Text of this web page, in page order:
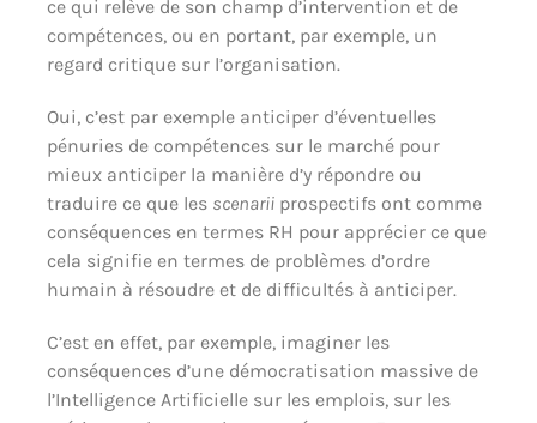
ce qui relève de son champ d’intervention et de
compétences, ou en portant, par exemple, un
regard critique sur l’organisation.
Oui, c’est par exemple anticiper d’éventuelles
pénuries de compétences sur le marché pour
mieux anticiper la manière d’y répondre ou
traduire ce que les scenariiprospectifs ont comme
conséquences en termes RH pour apprécier ce que
cela signifie en termes de problèmes d’ordre
humain à résoudre et de difficultés à anticiper.
C’est en effet, par exemple, imaginer les
conséquences d’une démocratisation massive de
l’Intelligence Artificielle sur les emplois, sur les